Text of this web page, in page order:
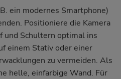
ein modernes Smartphone)
Positioniere die Kamera
und Schultern optimal ins
einem Stativ oder einer
zu vermeiden. Als
helle, einfarbige Wand. Für